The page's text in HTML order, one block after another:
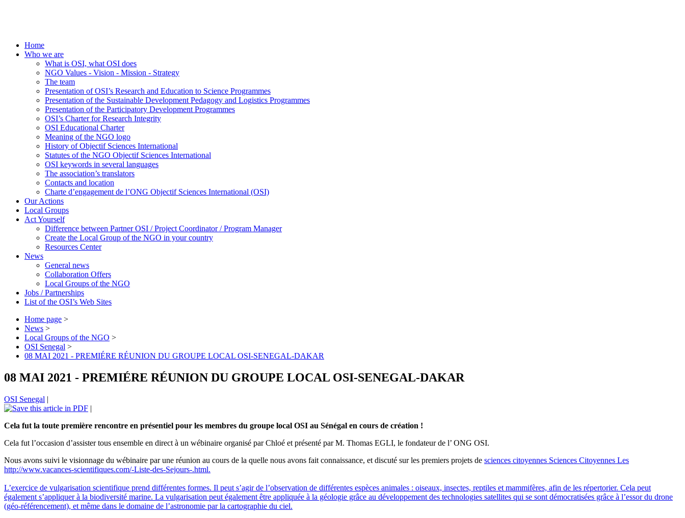
Home
Who we are
What is OSI, what OSI does
NGO Values - Vision - Mission - Strategy
The team
Presentation of OSI’s Research and Education to Science Programmes
Presentation of the Sustainable Development Pedagogy and Logistics Programmes
Presentation of the Participatory Development Programmes
OSI’s Charter for Research Integrity
OSI Educational Charter
Meaning of the NGO logo
History of Objectif Sciences International
Statutes of the NGO Objectif Sciences International
OSI keywords in several languages
The association’s translators
Contacts and location
Charte d’engagement de l’ONG Objectif Sciences International (OSI)
Our Actions
Local Groups
Act Yourself
Difference between Partner OSI / Project Coordinator / Program Manager
Create the Local Group of the NGO in your country
Resources Center
News
General news
Collaboration Offers
Local Groups of the NGO
Jobs / Partnerships
List of the OSI’s Web Sites
Home page >
News >
Local Groups of the NGO >
OSI Senegal >
08 MAI 2021 - PREMIÉRE RÉUNION DU GROUPE LOCAL OSI-SENEGAL-DAKAR
08 MAI 2021 - PREMIÉRE RÉUNION DU GROUPE LOCAL OSI-SENEGAL-DAKAR
OSI Senegal |
|
Cela fut la toute première rencontre en présentiel pour les membres du groupe local OSI au Sénégal en cours de création !
Cela fut l’occasion d’assister tous ensemble en direct à un wébinaire organisé par Chloé et présenté par M. Thomas EGLI, le fondateur de l’ ONG OSI.
Nous avons suivi le visionnage du wébinaire par une réunion au cours de la quelle nous avons fait connaissance, et discuté sur les premiers projets de sciences citoyennes Sciences Citoyennes Les
http://www.vacances-scientifiques.com/-Liste-des-Sejours-.html.
L’exercice de vulgarisation scientifique prend différentes formes. Il peut s’agir de l’observation de différentes espèces animales : oiseaux, insectes, reptiles et mammifères, afin de les répertorier. Cela peut
également s’appliquer à la biodiversité marine. La vulgarisation peut également être appliquée à la géologie grâce au développement des technologies satellites qui se sont démocratisées grâce à l’essor du drone
(géo-référencement), et même dans le domaine de l’astronomie par la cartographie du ciel.